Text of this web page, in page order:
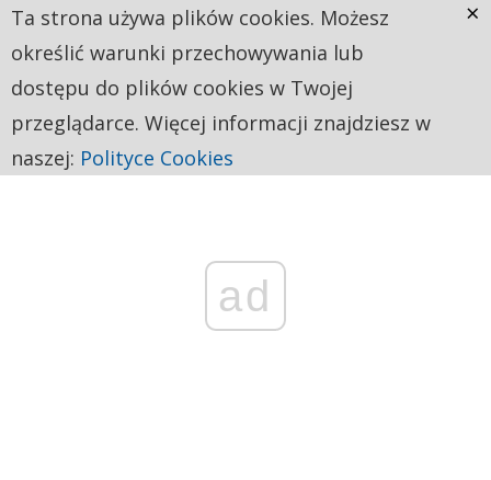
ad
Ta strona używa plików cookies. Możesz
określić warunki przechowywania lub
dostępu do plików cookies w Twojej
przeglądarce. Więcej informacji znajdziesz w
naszej: Polityce Cookies
×